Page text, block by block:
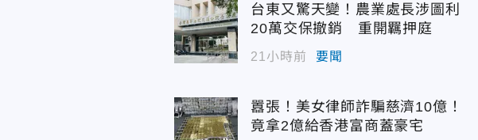
台東又驚天變！農業處長涉圖利
20萬交保撤銷 重開羈押庭
21小時前 要聞
囂張！美女律師詐騙慈濟10億！
竟拿2億給香港富商蓋豪宅